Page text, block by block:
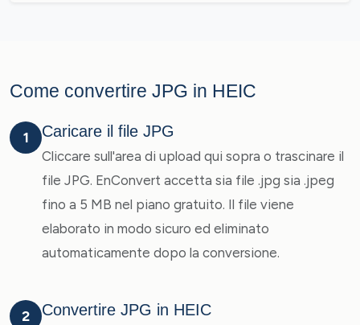
Come convertire JPG in HEIC
1 Caricare il file JPG
Cliccare sull'area di upload qui sopra o trascinare il
file JPG. EnConvert accetta sia file .jpg sia .jpeg
fino a 5 MB nel piano gratuito. Il file viene
elaborato in modo sicuro ed eliminato
automaticamente dopo la conversione.
2 Convertire JPG in HEIC